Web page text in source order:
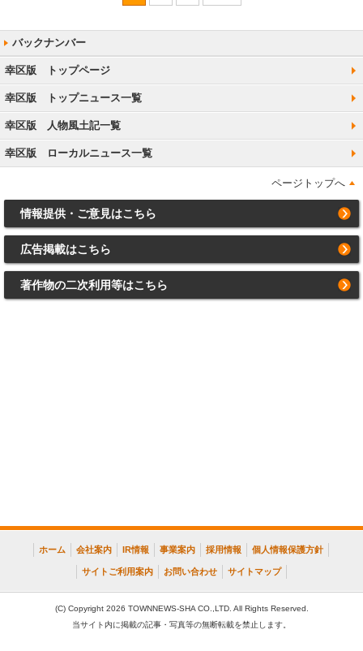
幸区版 トップページ
幸区版 トップニュース一覧
幸区版 人物風土記一覧
幸区版 ローカルニュース一覧
ページトップへ
情報提供・ご意見はこちら
広告掲載はこちら
著作物の二次利用等はこちら
ホーム 会社案内 IR情報 事業案内 採用情報 個人情報保護方針
サイトご利用案内 お問い合わせ サイトマップ
(C) Copyright 2026 TOWNNEWS-SHA CO.,LTD. All Rights Reserved.
当サイト内に掲載の記事・写真等の無断転載を禁止します。